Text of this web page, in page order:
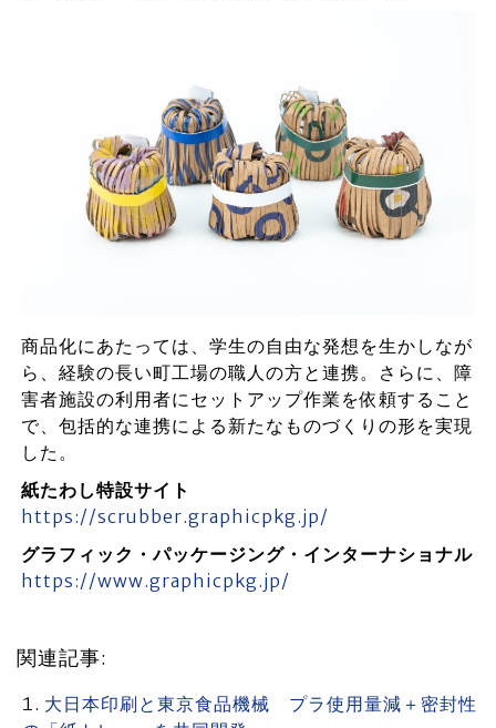
商品化にあたっては、学生の自由な発想を生かしなが
ら、経験の長い町工場の職人の方と連携。さらに、障
害者施設の利用者にセットアップ作業を依頼すること
で、包括的な連携による新たなものづくりの形を実現
した。
紙たわし特設サイト
https://scrubber.graphicpkg.jp/
グラフィック・パッケージング・インターナショナル
https://www.graphicpkg.jp/
関連記事:
大日本印刷と東京食品機械 プラ使用量減＋密封性